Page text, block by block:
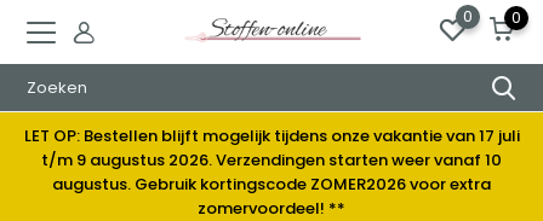
0 0
LET OP: Bestellen blijft mogelijk tijdens onze vakantie van 17 juli
t/m 9 augustus 2026. Verzendingen starten weer vanaf 10
augustus. Gebruik kortingscode ZOMER2026 voor extra
zomervoordeel! **